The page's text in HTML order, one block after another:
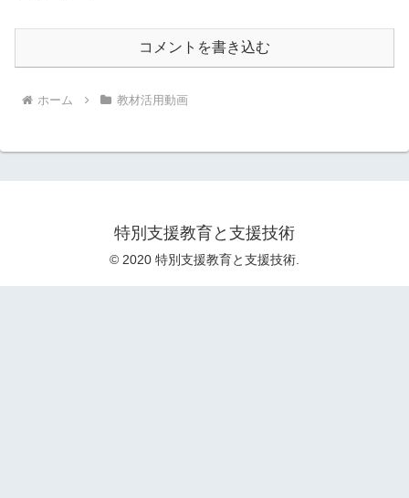
コメントを書き込む
ホーム 教材活用動画
特別支援教育と支援技術
© 2020 特別支援教育と支援技術.